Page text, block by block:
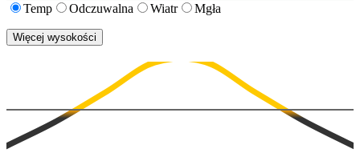
Temp
Odczuwalna Wiatr Mgła
Więcej wysokości